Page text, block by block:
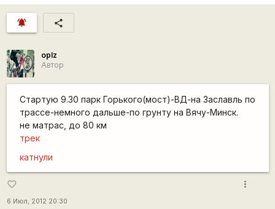
notifications_active share
oplz
Автор
Стартую 9.30 парк Горького(мост)-ВД-на Заславль по
трассе-немного дальше-по грунту на Вячу-Минск.
не матрас, до 80 км
трек
катнули
favorite_border
6 Июл, 2012 20:30
more_vert